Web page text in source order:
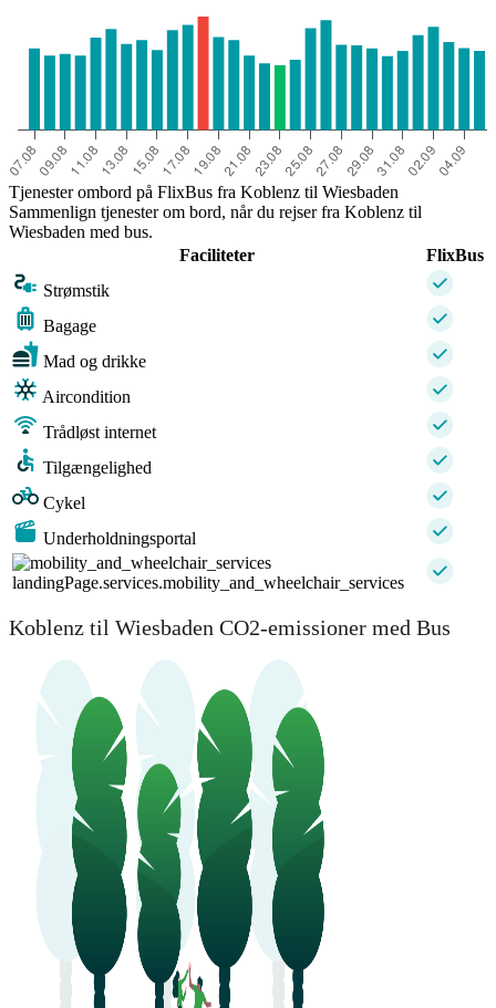
Tjenester ombord på FlixBus fra Koblenz til Wiesbaden
Sammenlign tjenester om bord, når du rejser fra Koblenz til
Wiesbaden med bus.
Faciliteter
FlixBus
Strømstik
Bagage
Mad og drikke
Aircondition
Trådløst internet
Tilgængelighed
Cykel
Underholdningsportal
landingPage.services.mobility_and_wheelchair_services
Koblenz til Wiesbaden CO2-emissioner med Bus